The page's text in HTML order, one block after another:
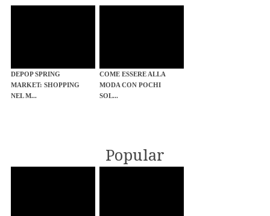
DEPOP SPRING
MARKET: SHOPPING
NEL M...
COME ESSERE ALLA
MODA CON POCHI
SOL...
Popular